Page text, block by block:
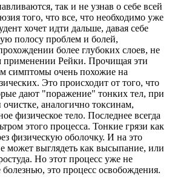
так и не узнав о себе всей
того, что все, что необходимо уже
хочет идти дальше, давая себе
полосу проблем и болей,
более глубоких слоев, не
применении Рейки. Прочищая эти
симптомы очень похожие на
Это происходит от того, что
дают "поражение" тонких тел, при
аналогично токсинам,
физическое тело. Последнее всегда
этого процесса. Тонкие грязи как
физическую оболочку. И на это
может выглядеть как высыпание, или
Но этот процесс уже не
болезнью, это процесс освобождения.